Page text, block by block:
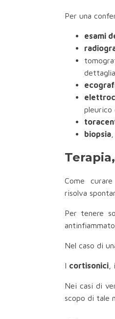
Per una
esami
pleurico
biopsia
Come
risolva
Per tenere
Nel caso di
I cortisonici
Nei casi di
scopo di tale